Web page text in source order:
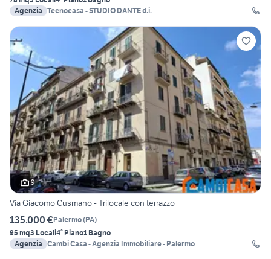
Agenzia Tecnocasa - STUDIO DANTE d.i.
9
Via Giacomo Cusmano - Trilocale con terrazzo
135.000 €Palermo(PA)
95 mq3 Locali4° Piano1 Bagno
Agenzia Cambi Casa - Agenzia Immobiliare - Palermo